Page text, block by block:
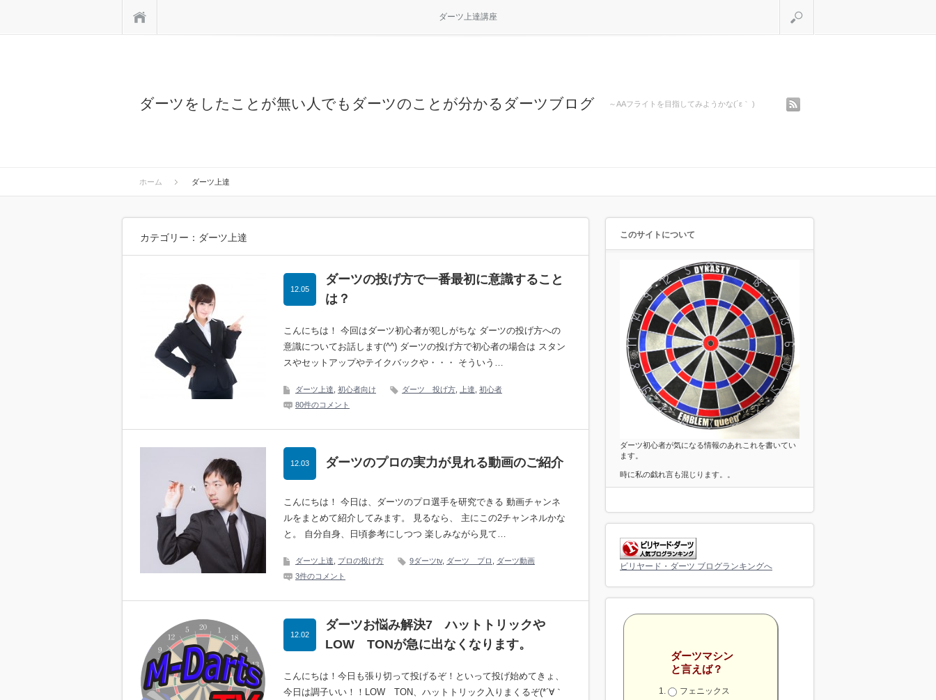
ダーツ上達講座
ダーツをしたことが無い人でもダーツのことが分かるダーツブログ ～AAフライトを目指してみようかな(´ε｀ )
ホーム ダーツ上達
カテゴリー：ダーツ上達
ダーツの投げ方で一番最初に意識すること
は？
12.05
こんにちは！ 今回はダーツ初心者が犯しがちな ダーツの投げ方への
意識についてお話します(^^) ダーツの投げ方で初心者の場合は スタン
スやセットアップやテイクバックや・・・ そういう…
ダーツ上達 初心者向け ダーツ 投げ方 上達 初心者
80件のコメント
ダーツのプロの実力が見れる動画のご紹介
12.03
こんにちは！ 今日は、ダーツのプロ選手を研究できる 動画チャンネ
ルをまとめて紹介してみます。 見るなら、 主にこの2チャンネルかな
と。 自分自身、日頃参考にしつつ 楽しみながら見て…
ダーツ上達 プロの投げ方 9ダーツtv, ダーツ プロ
ダーツ動画
3件のコメント
ダーツお悩み解決7 ハットトリックや
LOW TONが急に出なくなります。
12.02
こんにちは！今日も張り切って投げるぞ！といって投げ始めてきょ、
今日は調子いい！！LOW TON、ハットトリック入りまくるぞ(*´∀｀
このサイトについて
ダーツ初心者が気になる情報のあれこれを書いてい
ます。
時に私の戯れ言も混じります。。
ビリヤード・ダーツ ブログランキングへ
ダーツマシン
と言えば？
フェニックス